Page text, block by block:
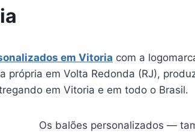
em Vitoria com a
própria em Volta Redonda (RJ),
em Vitoria e em todo o Brasil.
Os balões personalizados —